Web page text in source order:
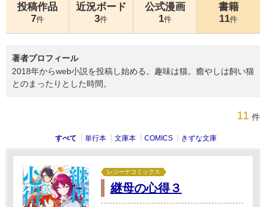
投稿作品
7件
近況ボード
3件
公式漫画
1件
書籍
11件
著者プロフィール
2018年からweb小説を投稿し始める。趣味は猫。癒やしは飼い猫
とのまったりとした時間。
11 件
すべて 単行本 文庫本 COMICS きずな文庫
レジーナコミックス
継母の心得３